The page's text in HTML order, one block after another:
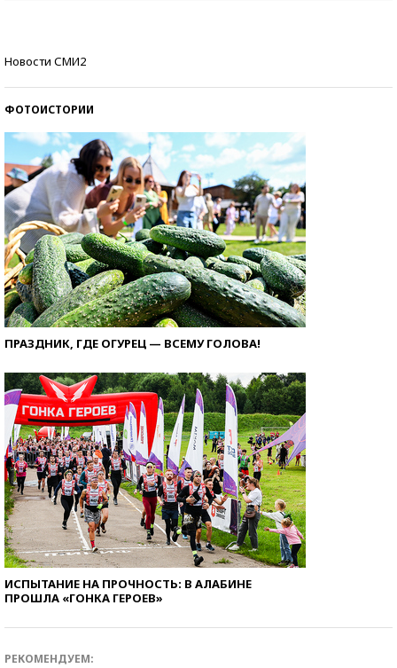
Новости СМИ2
ФОТОИСТОРИИ
ПРАЗДНИК, ГДЕ ОГУРЕЦ — ВСЕМУ ГОЛОВА!
ИСПЫТАНИЕ НА ПРОЧНОСТЬ: В АЛАБИНЕ
ПРОШЛА «ГОНКА ГЕРОЕВ»
РЕКОМЕНДУЕМ: